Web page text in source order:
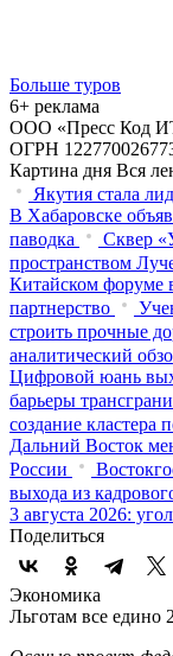
Больше туров
6+ реклама
ООО «Пресс Код
ОГРН
Картина дня Вся
Якутия стала
В Хабаровске
паводка
Сквер
пространством
Китайском форуме
партнерство
строить прочные
аналитический
Цифровой юань
барьеры
создание кластера
Дальний Восток
России
выхода из
3 августа 2026:
Поделиться
Экономика
Льготам все едино